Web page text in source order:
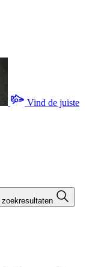
Vind de juiste
zoekresultaten